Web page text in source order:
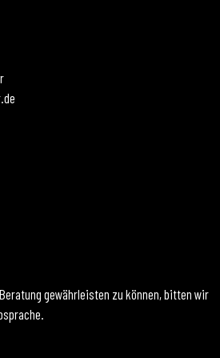
gewährleisten zu können, bitten wir